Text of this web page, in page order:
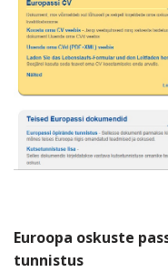
Euroopa oskuste
tunnistus